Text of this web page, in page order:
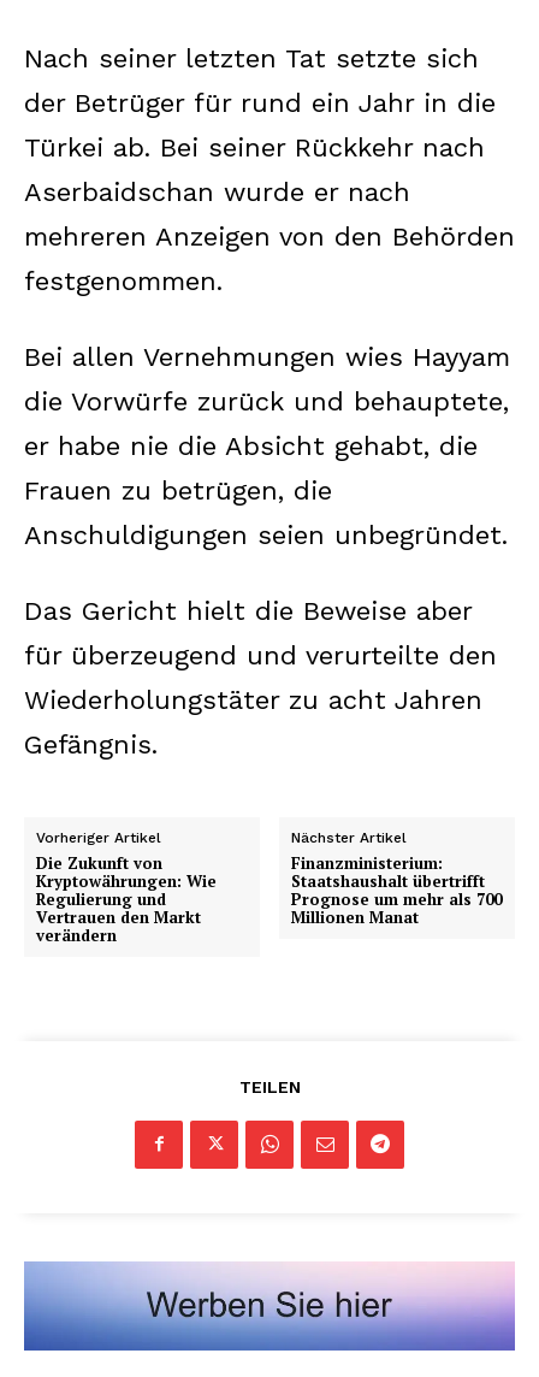
Nach seiner letzten Tat setzte sich
der Betrüger für rund ein Jahr in die
Türkei ab. Bei seiner Rückkehr nach
Aserbaidschan wurde er nach
mehreren Anzeigen von den Behörden
festgenommen.
Bei allen Vernehmungen wies Hayyam
die Vorwürfe zurück und behauptete,
er habe nie die Absicht gehabt, die
Frauen zu betrügen, die
Anschuldigungen seien unbegründet.
Das Gericht hielt die Beweise aber
für überzeugend und verurteilte den
Wiederholungstäter zu acht Jahren
Gefängnis.
Vorheriger Artikel
Die Zukunft von
Kryptowährungen: Wie
Regulierung und
Vertrauen den Markt
verändern
Nächster Artikel
Finanzministerium:
Staatshaushalt übertrifft
Prognose um mehr als 700
Millionen Manat
TEILEN